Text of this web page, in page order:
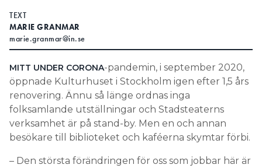
TEXT
MARIE GRANMAR
marie.granmar@in.se
MITT UNDER CORONA-pandemin, i september 2020,
öppnade Kulturhuset i Stockholm igen efter 1,5 års
renovering. Ännu så länge ordnas inga
folksamlande utställningar och Stadsteaterns
verksamhet är på stand-by. Men en och annan
besökare till biblioteket och kaféerna skymtar förbi.
– Den största förändringen för oss som jobbar här är